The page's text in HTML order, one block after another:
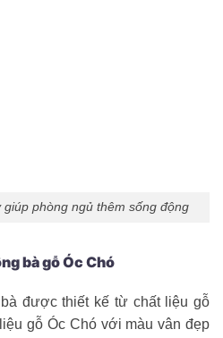
phòng ngủ thêm sống động
bà gỗ Óc Chó
được thiết kế từ chất liệu gỗ
gỗ Óc Chó với màu vân đẹp